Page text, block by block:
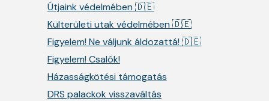
Útjaink védelmében 🇩🇪
Külterületi utak védelmében 🇩🇪
Figyelem! Ne váljunk áldozattá! 🇩🇪
Figyelem! Csalók!
Házasságkötési támogatás
DRS palackok visszaváltás